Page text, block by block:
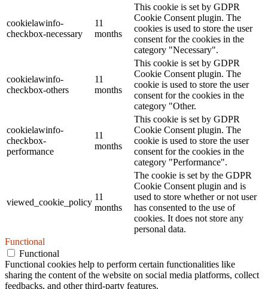
cookielawinfo-
checkbox-necessary
11
months
This cookie is set by GDPR
Cookie Consent plugin. The
cookies is used to store the user
consent for the cookies in the
category "Necessary".
cookielawinfo-
checkbox-others
11
months
This cookie is set by GDPR
Cookie Consent plugin. The
cookie is used to store the user
consent for the cookies in the
category "Other.
cookielawinfo-
checkbox-
performance
11
months
This cookie is set by GDPR
Cookie Consent plugin. The
cookie is used to store the user
consent for the cookies in the
category "Performance".
viewed_cookie_policy
11
months
The cookie is set by the GDPR
Cookie Consent plugin and is
used to store whether or not user
has consented to the use of
cookies. It does not store any
personal data.
Functional
Functional
Functional cookies help to perform certain functionalities like
sharing the content of the website on social media platforms, collect
feedbacks, and other third-party features.